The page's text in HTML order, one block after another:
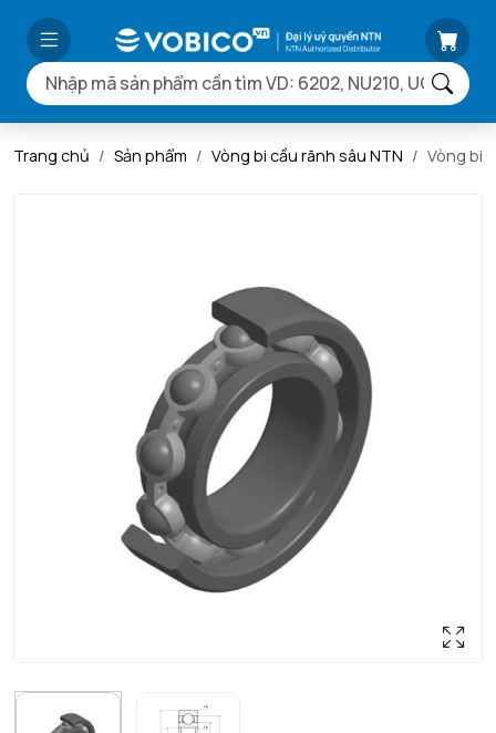
Trang chủ Sản phẩm Vòng bi cầu rãnh sâu NTN Vòng bi